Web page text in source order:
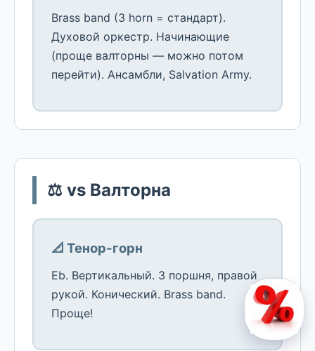
Brass band (3 horn = стандарт).
Духовой оркестр. Начинающие
(проще валторны — можно потом
перейти). Ансамбли, Salvation Army.
⚖️ vs Валторна
📐 Тенор-горн
Eb. Вертикальный. 3 поршня, правой
рукой. Конический. Brass band.
Проще!